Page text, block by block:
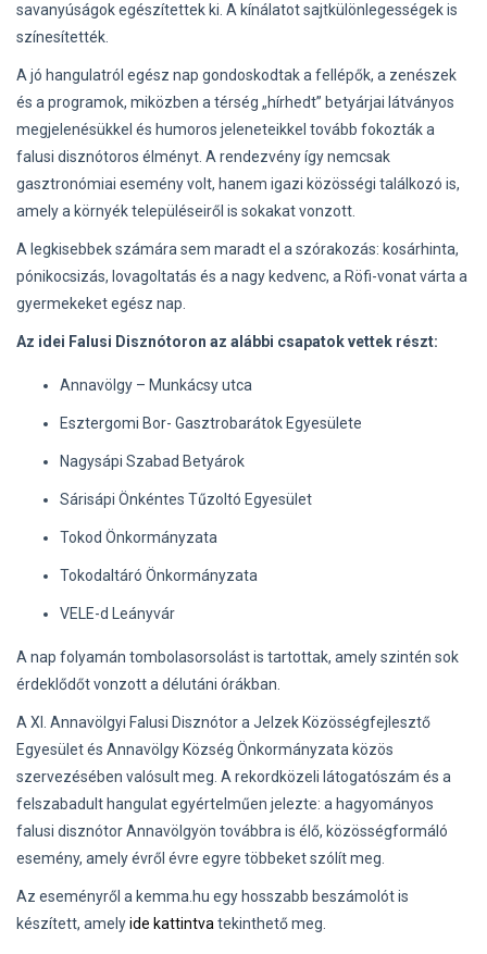
savanyúságok egészítettek ki. A kínálatot sajtkülönlegességek is
színesítették.
A jó hangulatról egész nap gondoskodtak a fellépők, a zenészek
és a programok, miközben a térség „hírhedt” betyárjai látványos
megjelenésükkel és humoros jeleneteikkel tovább fokozták a
falusi disznótoros élményt. A rendezvény így nemcsak
gasztronómiai esemény volt, hanem igazi közösségi találkozó is,
amely a környék településeiről is sokakat vonzott.
A legkisebbek számára sem maradt el a szórakozás: kosárhinta,
pónikocsizás, lovagoltatás és a nagy kedvenc, a Röfi-vonat várta a
gyermekeket egész nap.
Az idei Falusi Disznótoron az alábbi csapatok vettek részt:
Annavölgy – Munkácsy utca
Esztergomi Bor- Gasztrobarátok Egyesülete
Nagysápi Szabad Betyárok
Sárisápi Önkéntes Tűzoltó Egyesület
Tokod Önkormányzata
Tokodaltáró Önkormányzata
VELE-d Leányvár
A nap folyamán tombolasorsolást is tartottak, amely szintén sok
érdeklődőt vonzott a délutáni órákban.
A XI. Annavölgyi Falusi Disznótor a Jelzek Közösségfejlesztő
Egyesület és Annavölgy Község Önkormányzata közös
szervezésében valósult meg. A rekordközeli látogatószám és a
felszabadult hangulat egyértelműen jelezte: a hagyományos
falusi disznótor Annavölgyön továbbra is élő, közösségformáló
esemény, amely évről évre egyre többeket szólít meg.
Az eseményről a kemma.hu egy hosszabb beszámolót is
készített, amelyide kattintvatekinthető meg.